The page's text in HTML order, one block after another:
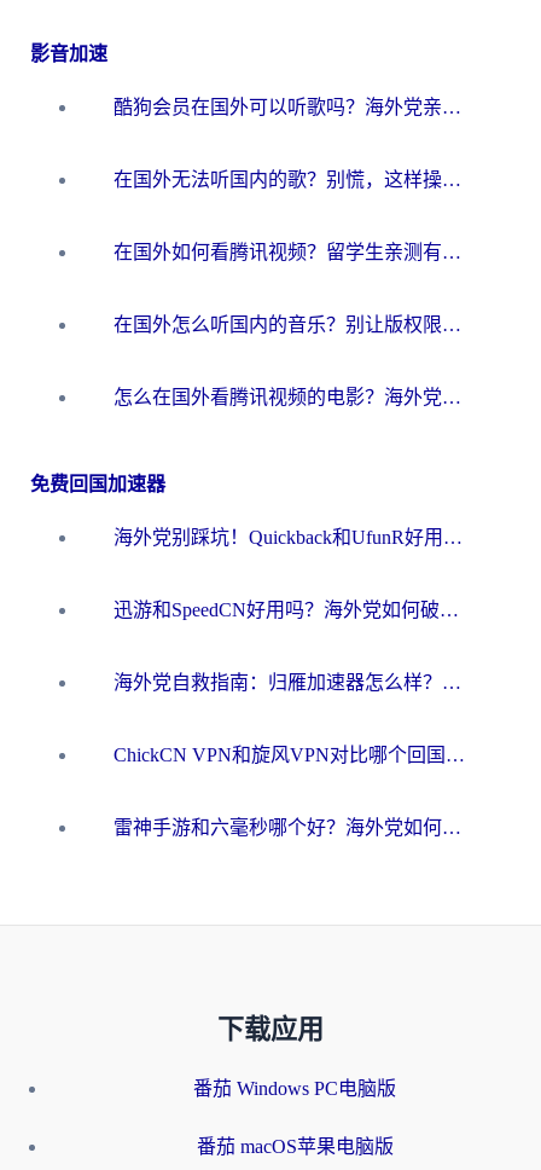
影音加速
酷狗会员在国外可以听歌吗？海外党亲测有效：3步解决音乐权限难题
在国外无法听国内的歌？别慌，这样操作就能畅听QQ音乐（附亲测加速器推荐）
在国外如何看腾讯视频？留学生亲测有效的回国加速方案
在国外怎么听国内的音乐？别让版权限制断了你的华语歌单
怎么在国外看腾讯视频的电影？海外党亲测有效的回国加速指南
免费回国加速器
海外党别踩坑！Quickback和UfunR好用吗？选对回国加速器才能无缝刷国内资源
迅游和SpeedCN好用吗？海外党如何破解那道看不见的墙
海外党自救指南：归雁加速器怎么样？教你避开坑实现国内资源无缝访问
ChickCN VPN和旋风VPN对比哪个回国效果更好？海外用户的选择困境与出路
雷神手游和六毫秒哪个好？海外党如何真正解锁国内资源
下载应用
番茄 Windows PC电脑版
番茄 macOS苹果电脑版